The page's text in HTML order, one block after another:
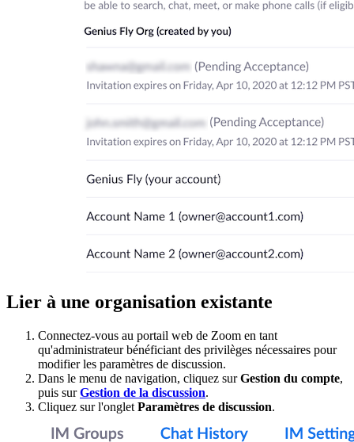
Lier à une organisation existante
Connectez-vous au portail web de Zoom en tant
qu'administrateur bénéficiant des privilèges nécessaires pour
modifier les paramètres de discussion.
Dans le menu de navigation, cliquez surGestion du compte,
puis surGestion de la discussion.
Cliquez sur l'onglet Paramètres de discussion.